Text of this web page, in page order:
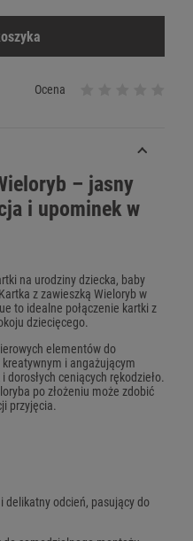
Ocena
– jasny
i upominek w
na urodziny dziecka, baby
z zawieszką Wieloryb w
to idealne połączenie kartki z
dziecięcego.
elementów do
i angażującym
ceniących rękodzieło.
po złożeniu może zdobić
przyjęcia.
delikatny odcień, pasujący do